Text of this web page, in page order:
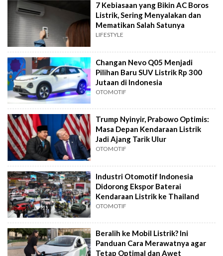
7 Kebiasaan yang Bikin AC Boros
Listrik, Sering Menyalakan dan
Mematikan Salah Satunya
LIFESTYLE
Changan Nevo Q05 Menjadi
Pilihan Baru SUV Listrik Rp 300
Jutaan di Indonesia
OTOMOTIF
Trump Nyinyir, Prabowo Optimis:
Masa Depan Kendaraan Listrik
Jadi Ajang Tarik Ulur
OTOMOTIF
Industri Otomotif Indonesia
Didorong Ekspor Baterai
Kendaraan Listrik ke Thailand
OTOMOTIF
Beralih ke Mobil Listrik? Ini
Panduan Cara Merawatnya agar
Tetap Optimal dan Awet